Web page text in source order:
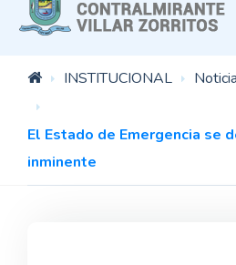
INSTITUCIONAL
El Estado de Emergencia se
inminente